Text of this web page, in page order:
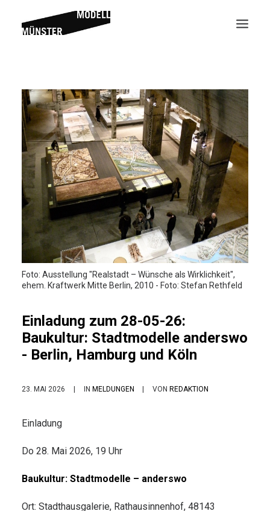
Suche
Foto: Ausstellung "Realstadt – Wünsche als Wirklichkeit",
ehem. Kraftwerk Mitte Berlin, 2010 - Foto: Stefan Rethfeld
Einladung zum 28-05-26:
Baukultur: Stadtmodelle anderswo
- Berlin, Hamburg und Köln
23. MAI 2026 IN MELDUNGEN VON REDAKTION
Einladung
Do 28. Mai 2026, 19 Uhr
Baukultur: Stadtmodelle – anderswo
Ort: Stadthausgalerie, Rathausinnenhof, 48143